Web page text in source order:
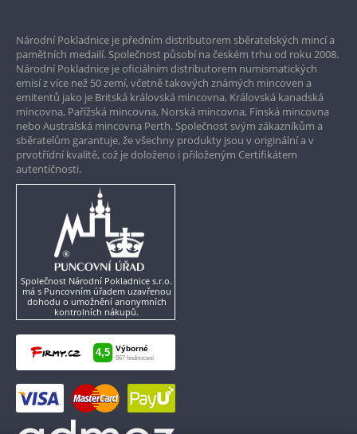
Garance nejvyšší kvality
Pouze originální produkty
Národní Pokladnice je předním distributorem sběratelských mincí a
pamětních medailí. Společnost působí na českém trhu od roku 2008.
Národní Pokladnice je oficiálním distributorem numismatických
emisí z více než 50 zemí, včetně takových známých mincoven a
emitentů jako je Britská královská mincovna, Královská kanadská
mincovna, Pařížská mincovna, Norská mincovna, Finská mincovna
nebo Australská mincovna Perth. Společnost svým zákazníkům a
sběratelům garantuje, že všechny produkty jsou v originální a v
prvotřídní kvalitě, což je doloženo i přiloženým Certifikátem
autentičnosti.
Společnost Národní Pokladnice s.r.o.
má s Puncovním úřadem uzavřenou
dohodu o umožnění anonymních
kontrolních nákupů.